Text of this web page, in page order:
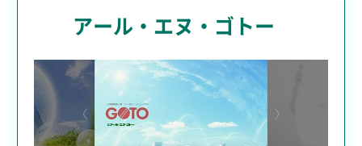
アール・エヌ・ゴトー